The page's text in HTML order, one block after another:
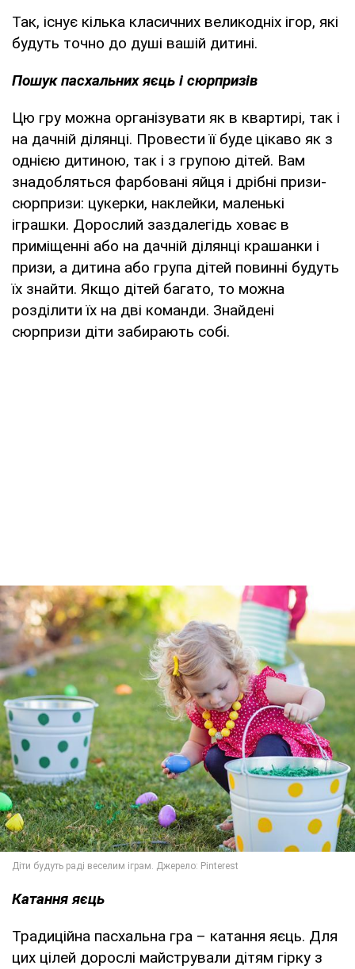
Так, існує кілька класичних великодніх ігор, які
будуть точно до душі вашій дитині.
Пошук пасхальних яєць і сюрпризів
Цю гру можна організувати як в квартирі, так і
на дачній ділянці. Провести її буде цікаво як з
однією дитиною, так і з групою дітей. Вам
знадобляться фарбовані яйця і дрібні призи-
сюрпризи: цукерки, наклейки, маленькі
іграшки. Дорослий заздалегідь ховає в
приміщенні або на дачній ділянці крашанки і
призи, а дитина або група дітей повинні будуть
їх знайти. Якщо дітей багато, то можна
розділити їх на дві команди. Знайдені
сюрпризи діти забирають собі.
Катання яєць
Традиційна пасхальна гра – катання яєць. Для
цих цілей дорослі майстрували дітям гірку з